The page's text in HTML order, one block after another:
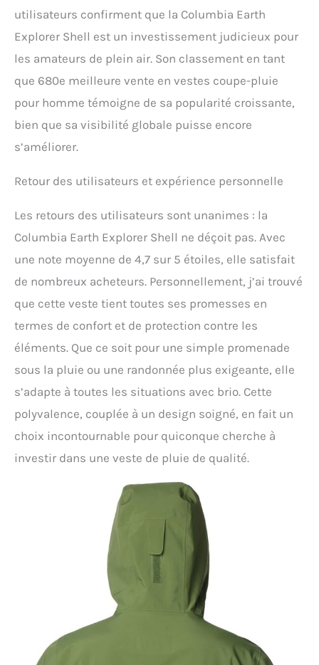
utilisateurs confirment que la Columbia Earth
Explorer Shell est un investissement judicieux pour
les amateurs de plein air. Son classement en tant
que 680e meilleure vente en vestes coupe-pluie
pour homme témoigne de sa popularité croissante,
bien que sa visibilité globale puisse encore
s’améliorer.
Retour des utilisateurs et expérience personnelle
Les retours des utilisateurs sont unanimes : la
Columbia Earth Explorer Shell ne déçoit pas. Avec
une note moyenne de 4,7 sur 5 étoiles, elle satisfait
de nombreux acheteurs. Personnellement, j’ai trouvé
que cette veste tient toutes ses promesses en
termes de confort et de protection contre les
éléments. Que ce soit pour une simple promenade
sous la pluie ou une randonnée plus exigeante, elle
s’adapte à toutes les situations avec brio. Cette
polyvalence, couplée à un design soigné, en fait un
choix incontournable pour quiconque cherche à
investir dans une veste de pluie de qualité.